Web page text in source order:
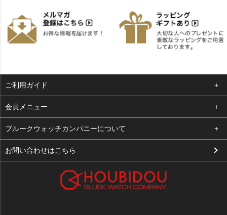
ご利用ガイド
よくある質問
支払い・送料
お客様の声
会員メニュー
ログイン
お気に入り
ブルークウォッチカンパニーについて
会社概要
お問い合わせはこちら